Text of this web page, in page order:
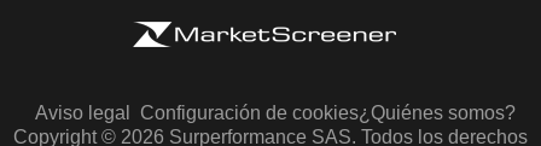
Aviso legal Configuración de cookies¿Quiénes somos?
Copyright © 2026 Surperformance SAS. Todos los derechos